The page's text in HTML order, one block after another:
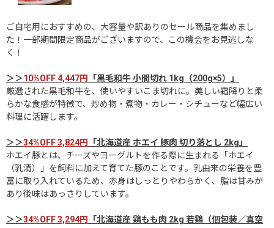
ご自宅用におすすめの、大容量や訳ありのセール商品を集めまし
た！一部期間限定商品がございますので、この機会をお見逃しな
く！
＞＞10%OFF 4,447円
「黒毛和牛 小間切れ 1kg（200g×5）」
厳選された黒毛和牛を、使いやすいこま切れに。美しい霜降りと柔
らかな食感が特徴で、炒め物・煮物・カレー・シチューなど幅広い
料理に活躍します。
＞＞34%OFF 3,824円
「北海道産 ホエイ 豚肉 切り落とし 2kg」
ホエイ豚とは、チーズやヨーグルトを作る際に生まれる「ホエイ
（乳清）」を飼料に加えて育てた豚のことです。乳由来の栄養を豊
富に取り入れているため、赤身はしっとりやわらかく、脂は甘みが
あり後味はあっさりしています。
＞＞34%OFF 3,294円
「北海道産 鶏もも肉 2kg 若鶏（個包装／真空